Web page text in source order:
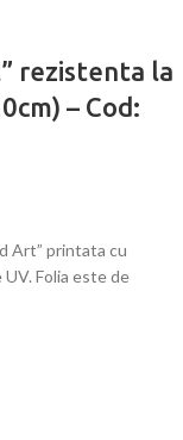
rezistenta la
– Cod:
Art” printata cu
Folia este de